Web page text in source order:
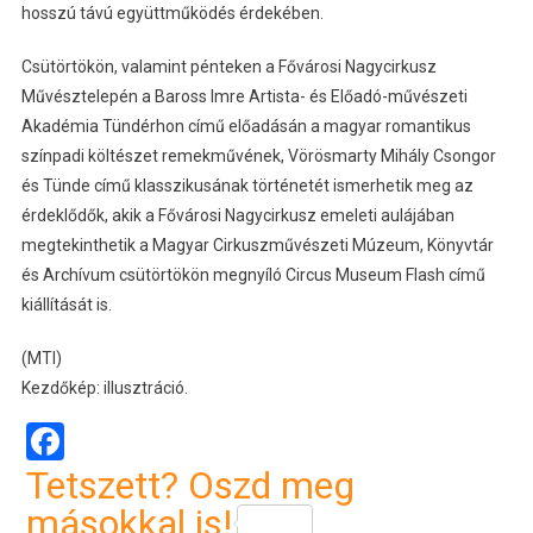
hosszú távú együttműködés érdekében.
Csütörtökön, valamint pénteken a Fővárosi Nagycirkusz
Művésztelepén a Baross Imre Artista- és Előadó-művészeti
Akadémia Tündérhon című előadásán a magyar romantikus
színpadi költészet remekművének, Vörösmarty Mihály Csongor
és Tünde című klasszikusának történetét ismerhetik meg az
érdeklődők, akik a Fővárosi Nagycirkusz emeleti aulájában
megtekinthetik a Magyar Cirkuszművészeti Múzeum, Könyvtár
és Archívum csütörtökön megnyíló Circus Museum Flash című
kiállítását is.
(MTI)
Kezdőkép: illusztráció.
Facebook
Tetszett? Oszd meg
másokkal is!